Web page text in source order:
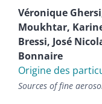
Véronique Ghersi
Moukhtar,
Bressi, José
Bonnaire
Origine des
Sources of fine